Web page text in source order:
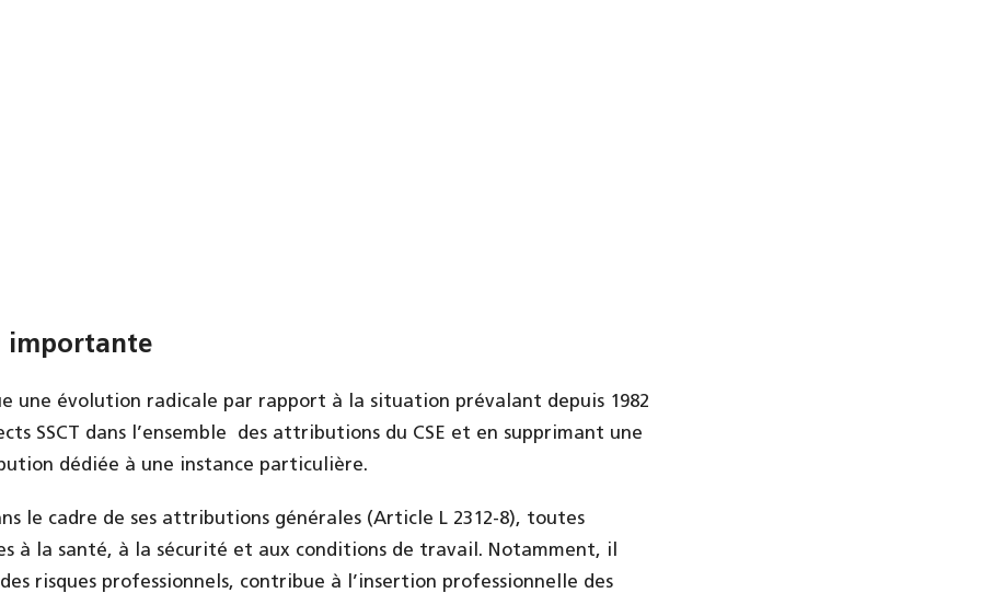
importante
une évolution radicale par rapport à la situation prévalant depuis 1982
SSCT dans l’ensemble des attributions du CSE et en supprimant une
dédiée à une instance particulière.
le cadre de ses attributions générales (Article L 2312-8), toutes
à la santé, à la sécurité et aux conditions de travail. Notamment, il
risques professionnels, contribue à l’insertion professionnelle des